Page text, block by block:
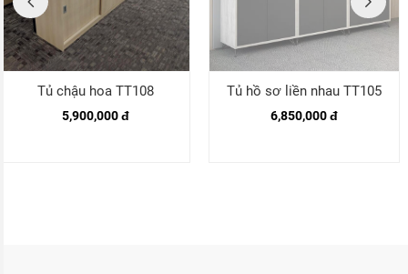
Tủ chậu hoa TT108
5,900,000 đ
Tủ hồ sơ liền nhau TT105
6,850,000 đ